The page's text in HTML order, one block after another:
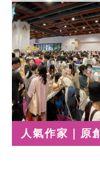
人氣作家｜原